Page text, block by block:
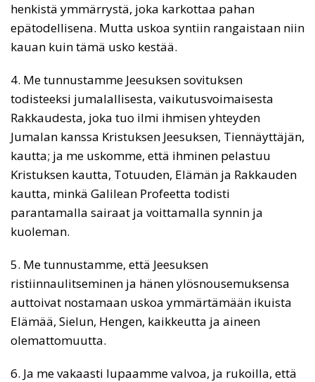
henkistä ymmärrystä, joka karkottaa pahan
epätodellisena. Mutta uskoa syntiin rangaistaan niin
kauan kuin tämä usko kestää.
4. Me tunnustamme Jeesuksen sovituksen
todisteeksi jumalallisesta, vaikutusvoimaisesta
Rakkaudesta, joka tuo ilmi ihmisen yhteyden
Jumalan kanssa Kristuksen Jeesuksen, Tiennäyttäjän,
kautta; ja me uskomme, että ihminen pelastuu
Kristuksen kautta, Totuuden, Elämän ja Rakkauden
kautta, minkä Galilean Profeetta todisti
parantamalla sairaat ja voittamalla synnin ja
kuoleman.
5. Me tunnustamme, että Jeesuksen
ristiinnaulitseminen ja hänen ylösnousemuksensa
auttoivat nostamaan uskoa ymmärtämään ikuista
Elämää, Sielun, Hengen, kaikkeutta ja aineen
olemattomuutta.
6. Ja me vakaasti lupaamme valvoa, ja rukoilla, että